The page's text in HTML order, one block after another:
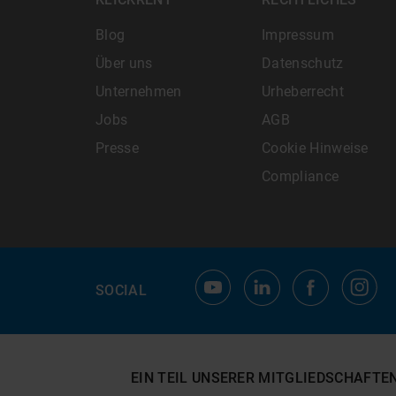
Blog
Über uns
Unternehmen
Jobs
Presse
Impressum
Datenschutz
Urheberrecht
AGB
Cookie Hinweise
Compliance
SOCIAL
EIN TEIL UNSERER